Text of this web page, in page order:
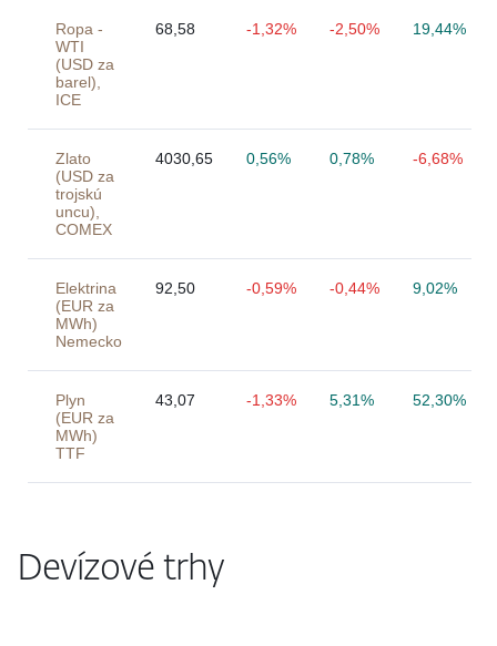
Ropa -
WTI
(USD za
barel),
ICE
68,58 -1,32% -2,50% 19,44%
Zlato
(USD za
trojskú
uncu),
COMEX
4030,65 0,56% 0,78% -6,68%
Elektrina
(EUR za
MWh)
Nemecko
92,50 -0,59% -0,44% 9,02%
Plyn
(EUR za
MWh)
TTF
43,07 -1,33% 5,31% 52,30%
Devízové trhy